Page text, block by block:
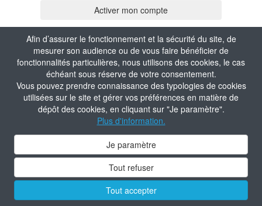
Afin d’assurer le fonctionnement et la sécurité du site, de
mesurer son audience ou de vous faire bénéficier de
fonctionnalités particulières, nous utilisons des cookies, le cas
échéant sous réserve de votre consentement.
Vous pouvez prendre connaissance des typologies de cookies
utilisées sur le site et gérer vos préférences en matière de
dépôt des cookies, en cliquant sur "Je paramètre".
Plus d'information.
Je paramètre
Tout refuser
Tout accepter